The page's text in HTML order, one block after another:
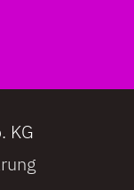
KG